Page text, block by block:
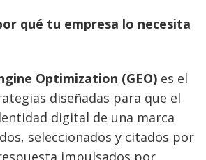
qué tu empresa lo necesita
Optimization (GEO) es el
diseñadas para que el
digital de una marca
seleccionados y citados por
impulsados por